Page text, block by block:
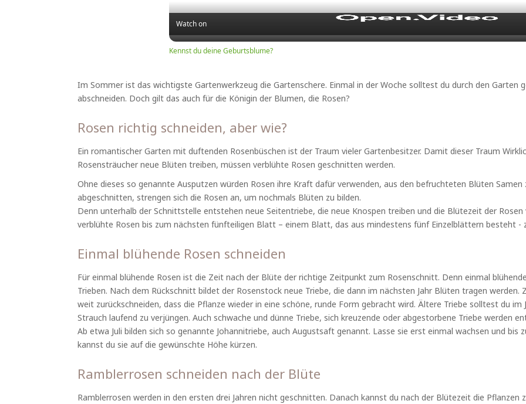
Watch on
Kennst du deine Geburtsblume?
Im Sommer ist das wichtigste Gartenwerkzeug die Gartenschere. Einmal in der Woche solltest du durch den Garten
abschneiden. Doch gilt das auch für die Königin der Blumen, die Rosen?
Rosen richtig schneiden, aber wie?
Ein romantischer Garten mit duftenden Rosenbüschen ist der Traum vieler Gartenbesitzer. Damit dieser Traum
Rosensträucher neue Blüten treiben, müssen verblühte Rosen geschnitten werden.
Ohne dieses so genannte Ausputzen würden Rosen ihre Kraft dafür verwenden, aus den befruchteten Blüten
abgeschnitten, strengen sich die Rosen an, um nochmals Blüten zu bilden.
Denn unterhalb der Schnittstelle entstehen neue Seitentriebe, die neue Knospen treiben und die Blütezeit der
verblühte Rosen bis zum nächsten fünfteiligen Blatt – einem Blatt, das aus mindestens fünf Einzelblättern besteht -
Einmal blühende Rosen schneiden
Für einmal blühende Rosen ist die Zeit nach der Blüte der richtige Zeitpunkt zum Rosenschnitt. Denn einmal
Trieben. Nach dem Rückschnitt bildet der Rosenstock neue Triebe, die dann im nächsten Jahr Blüten tragen
weit zurückschneiden, dass die Pflanze wieder in eine schöne, runde Form gebracht wird. Ältere Triebe solltest du im
Strauch laufend zu verjüngen. Auch schwache und dünne Triebe, sich kreuzende oder abgestorbene Triebe werden
Ab etwa Juli bilden sich so genannte Johannitriebe, auch Augustsaft genannt. Lasse sie erst einmal wachsen und
kannst du sie auf die gewünschte Höhe kürzen.
Ramblerrosen schneiden nach der Blüte
Ramblerrosen werden in den ersten drei Jahren nicht geschnitten. Danach kannst du nach der Blütezeit die Pflanzen